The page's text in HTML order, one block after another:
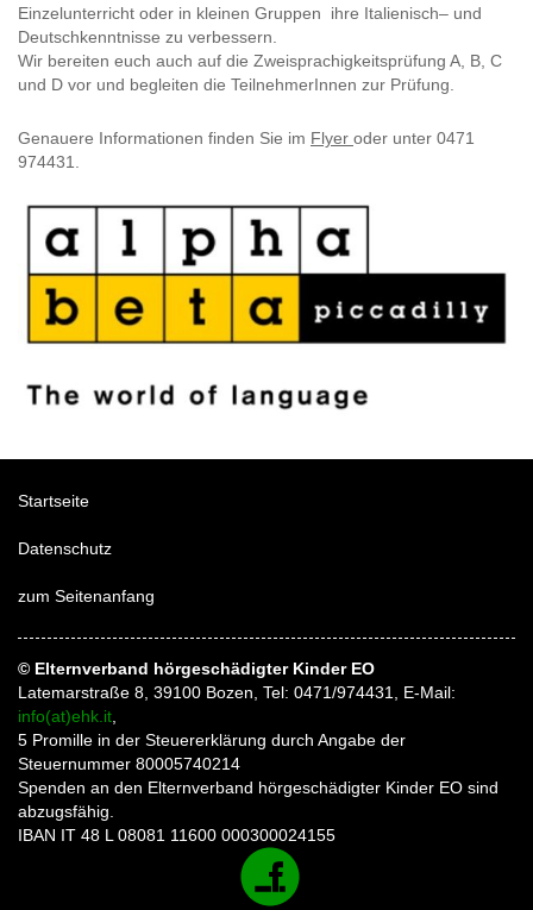
Einzelunterricht oder in kleinen Gruppen ihre Italienisch– und
Deutschkenntnisse zu verbessern.
Wir bereiten euch auch auf die Zweisprachigkeitsprüfung A, B, C
und D vor und begleiten die TeilnehmerInnen zur Prüfung.
Genauere Informationen finden Sie im Flyer oder unter 0471
974431.
Startseite
Datenschutz
zum Seitenanfang
© Elternverband hörgeschädigter Kinder EO
Latemarstraße 8, 39100 Bozen, Tel: 0471/974431, E-Mail:
info(at)ehk.it
5 Promille in der Steuererklärung durch Angabe der
Steuernummer 80005740214
Spenden an den Elternverband hörgeschädigter Kinder EO sind
abzugsfähig.
IBAN IT 48 L 08081 11600 000300024155